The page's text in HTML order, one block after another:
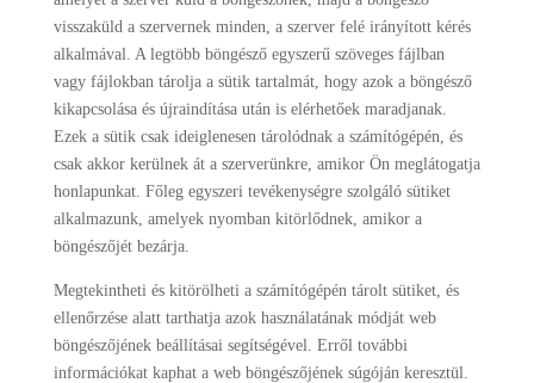
visszaküld a szervernek minden, a szerver felé irányított kérés
alkalmával. A legtöbb böngésző egyszerű szöveges fájlban
vagy fájlokban tárolja a sütik tartalmát, hogy azok a böngésző
kikapcsolása és újraindítása után is elérhetőek maradjanak.
Ezek a sütik csak ideiglenesen tárolódnak a számítógépén, és
csak akkor kerülnek át a szerverünkre, amikor Ön meglátogatja
honlapunkat. Főleg egyszeri tevékenységre szolgáló sütiket
alkalmazunk, amelyek nyomban kitörlődnek, amikor a
böngészőjét bezárja.
Megtekintheti és kitörölheti a számítógépén tárolt sütiket, és
ellenőrzése alatt tarthatja azok használatának módját web
böngészőjének beállításai segítségével. Erről további
információkat kaphat a web böngészőjének súgóján keresztül.